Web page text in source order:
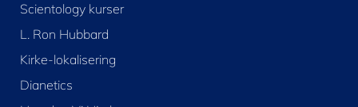
Scientology kurser
L. Ron Hubbard
Kirke-lokalisering
Dianetics